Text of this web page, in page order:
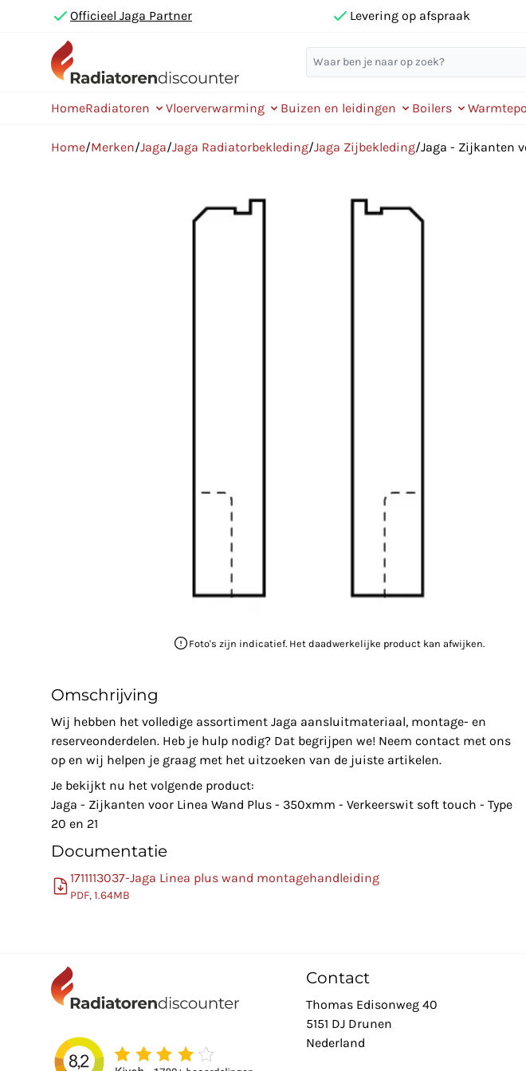
Officieel Jaga Partner Levering op afspraak
HomeRadiatoren Vloerverwarming Buizen en leidingen Boilers
Home/Merken/Jaga/Jaga Radiatorbekleding/Jaga Zijbekleding/Jaga - Zijkanten
Foto's zijn indicatief. Het daadwerkelijke product kan afwijken.
Omschrijving
Wij hebben het volledige assortiment Jaga aansluitmateriaal, montage- en
reserveonderdelen. Heb je hulp nodig? Dat begrijpen we! Neem contact met ons
op en wij helpen je graag met het uitzoeken van de juiste artikelen.
Je bekijkt nu het volgende product:
Jaga - Zijkanten voor Linea Wand Plus - 350xmm - Verkeerswit soft touch - Type
20 en 21
Documentatie
1711113037-Jaga Linea plus wand montagehandleiding
PDF, 1.64MB
Contact
Thomas Edisonweg 40
5151 DJ Drunen
Nederland